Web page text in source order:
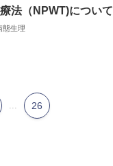
法（NPWT)について
態生理
26